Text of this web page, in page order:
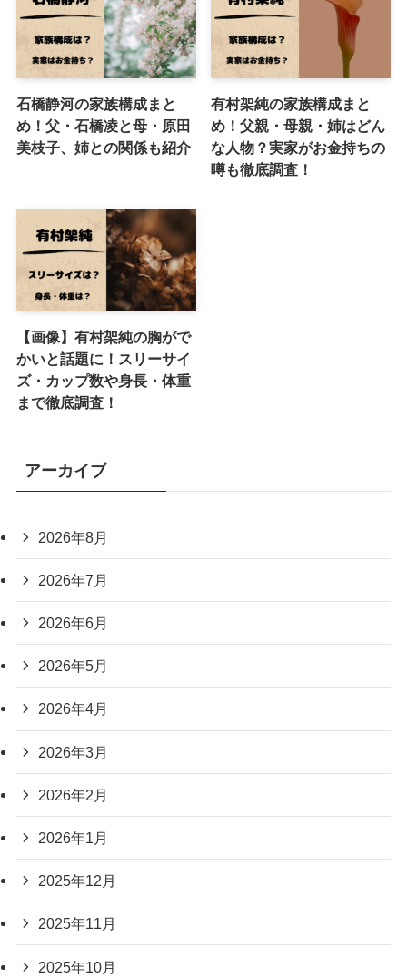
石橋静河の家族構成まと
め！父・石橋凌と母・原田
美枝子、姉との関係も紹介
有村架純の家族構成まと
め！父親・母親・姉はどん
な人物？実家がお金持ちの
噂も徹底調査！
【画像】有村架純の胸がで
かいと話題に！スリーサイ
ズ・カップ数や身長・体重
まで徹底調査！
アーカイブ
2026年8月
2026年7月
2026年6月
2026年5月
2026年4月
2026年3月
2026年2月
2026年1月
2025年12月
2025年11月
2025年10月